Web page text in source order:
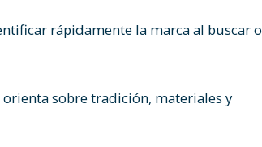
rápidamente la marca al buscar o
sobre tradición, materiales y